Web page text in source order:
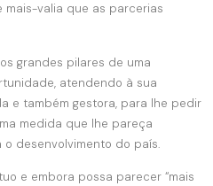
mais-valia que as parcerias
grandes pilares de uma
atendendo à sua
e também gestora, para lhe pedir
medida que lhe pareça
desenvolvimento do país.
e embora possa parecer “mais